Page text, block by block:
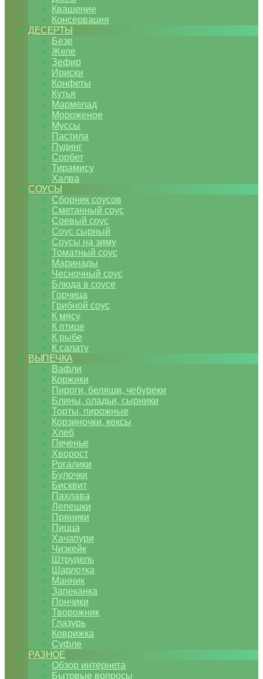
Квашение
Консервация
ДЕСЕРТЫ
Безе
Желе
Зефир
Ириски
Конфеты
Кутья
Мармелад
Мороженое
Муссы
Пастила
Пудинг
Сорбет
Тирамису
Халва
СОУСЫ
Сборник соусов
Сметанный соус
Соевый соус
Соус сырный
Соусы на зиму
Томатный соус
Маринады
Чесночный соус
Блюда в соусе
Горчица
Грибной соус
К мясу
К птице
К рыбе
К салату
ВЫПЕЧКА
Вафли
Коржики
Пироги, беляши, чебуреки
Блины, оладьи, сырники
Торты, пирожные
Корзиночки, кексы
Хлеб
Печенье
Хворост
Рогалики
Булочки
Бисквит
Пахлава
Лепешки
Пряники
Пицца
Хачапури
Чизкейк
Штрудель
Шарлотка
Манник
Запеканка
Пончики
Творожник
Глазурь
Коврижка
Суфле
РАЗНОЕ
Обзор интернета
Бытовые вопросы